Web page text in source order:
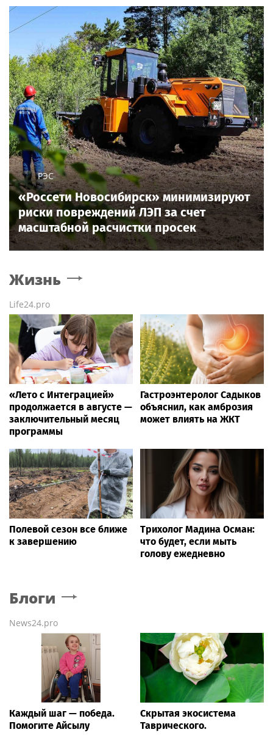
РЭС
«Россети Новосибирск» минимизируют
риски повреждений ЛЭП за счет
масштабной расчистки просек
Жизнь
Life24.pro
«Лето с Интеграцией»
продолжается в августе —
заключительный месяц
программы
Гастроэнтеролог Садыков
объяснил, как амброзия
может влиять на ЖКТ
Полевой сезон все ближе
к завершению
Трихолог Мадина Осман:
что будет, если мыть
голову ежедневно
Блоги
News24.pro
Каждый шаг — победа.
Помогите Айсылу
Скрытая экосистема
Таврического.